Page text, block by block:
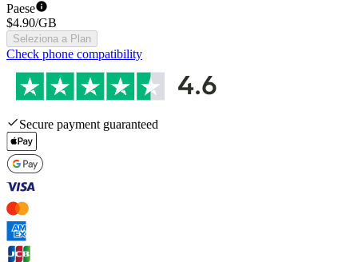
Paese
$4.90/GB
Seleziona a Plan
Check phone compatibility
Secure payment guaranteed